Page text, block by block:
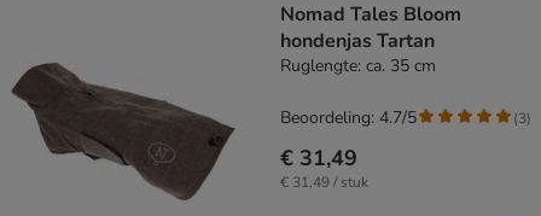
Nomad Tales Bloom
hondenjas Tartan
Ruglengte: ca. 35 cm
€ 31,49
€ 31,49 / stuk
Beoordeling: 4.7/5 (3)